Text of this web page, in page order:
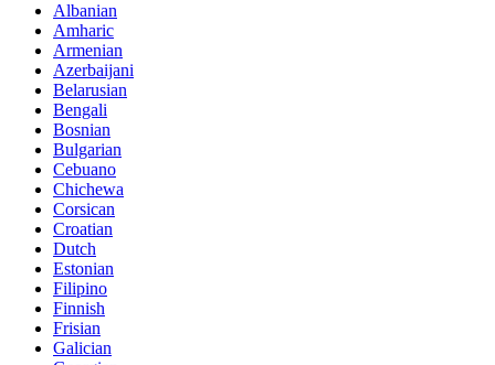
Albanian
Amharic
Armenian
Azerbaijani
Belarusian
Bengali
Bosnian
Bulgarian
Cebuano
Chichewa
Corsican
Croatian
Dutch
Estonian
Filipino
Finnish
Frisian
Galician